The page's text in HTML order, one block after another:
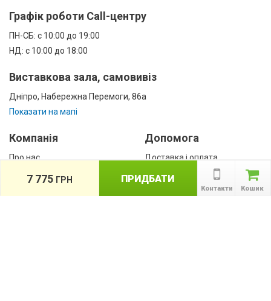
Графік роботи Call-центру
ПН-СБ: с 10:00 до 19:00
НД: с 10:00 до 18:00
Виставкова зала, самовивіз
Дніпро, Набережна Перемоги, 86а
Показати на мапі
Компанія
Про нас
Допомога
Доставка і оплата
Кошик
Контакти
ПРИДБАТИ
7 775 ГРН